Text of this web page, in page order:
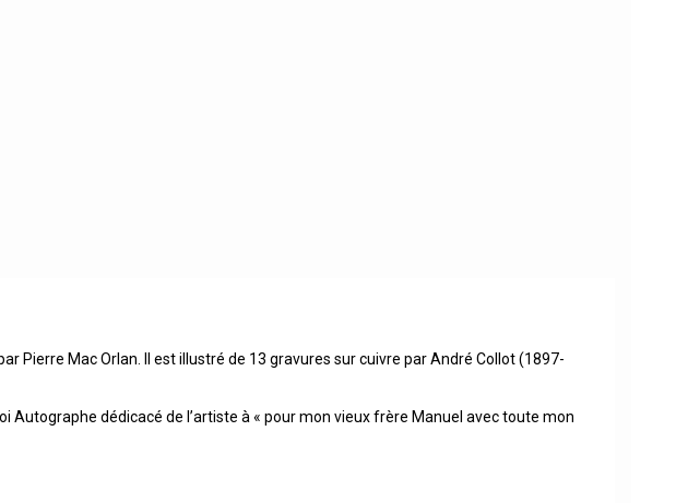
Pierre Mac Orlan. Il est illustré de 13 gravures sur cuivre par André Collot (1897-
Autographe dédicacé de l’artiste à « pour mon vieux frère Manuel avec toute mon